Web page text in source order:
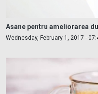
Asane pentru ameliorarea
Wednesday, February 1, 2017 -